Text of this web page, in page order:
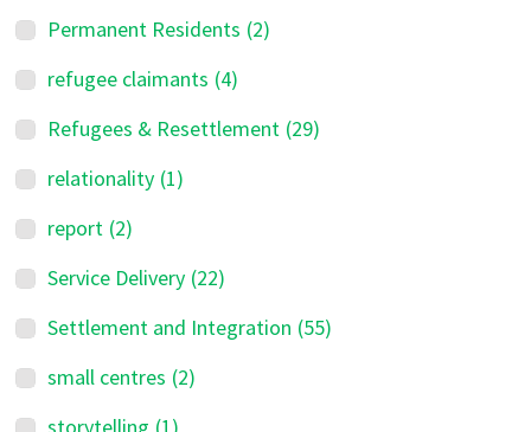
Permanent Residents (2)
refugee claimants (4)
Refugees & Resettlement (29)
relationality (1)
report (2)
Service Delivery (22)
Settlement and Integration (55)
small centres (2)